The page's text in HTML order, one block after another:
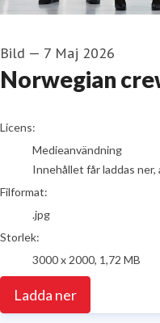
Bild — 7 Maj 2026
Norwegian
go to media item
Licens:
Medieanvändning
Innehållet får laddas
Filformat:
.jpg
Storlek:
3000 x 2000, 1,72 MB
Ladda ner